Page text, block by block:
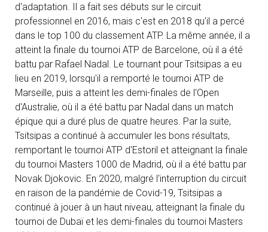
d'adaptation. Il a fait ses débuts sur le circuit
professionnel en 2016, mais c'est en 2018 qu'il a percé
dans le top 100 du classement ATP. La même année, il a
atteint la finale du tournoi ATP de Barcelone, où il a été
battu par Rafael Nadal. Le tournant pour Tsitsipas a eu
lieu en 2019, lorsqu'il a remporté le tournoi ATP de
Marseille, puis a atteint les demi-finales de l'Open
d'Australie, où il a été battu par Nadal dans un match
épique qui a duré plus de quatre heures. Par la suite,
Tsitsipas a continué à accumuler les bons résultats,
remportant le tournoi ATP d'Estoril et atteignant la finale
du tournoi Masters 1000 de Madrid, où il a été battu par
Novak Djokovic. En 2020, malgré l'interruption du circuit
en raison de la pandémie de Covid-19, Tsitsipas a
continué à jouer à un haut niveau, atteignant la finale du
tournoi de Dubaï et les demi-finales du tournoi Masters